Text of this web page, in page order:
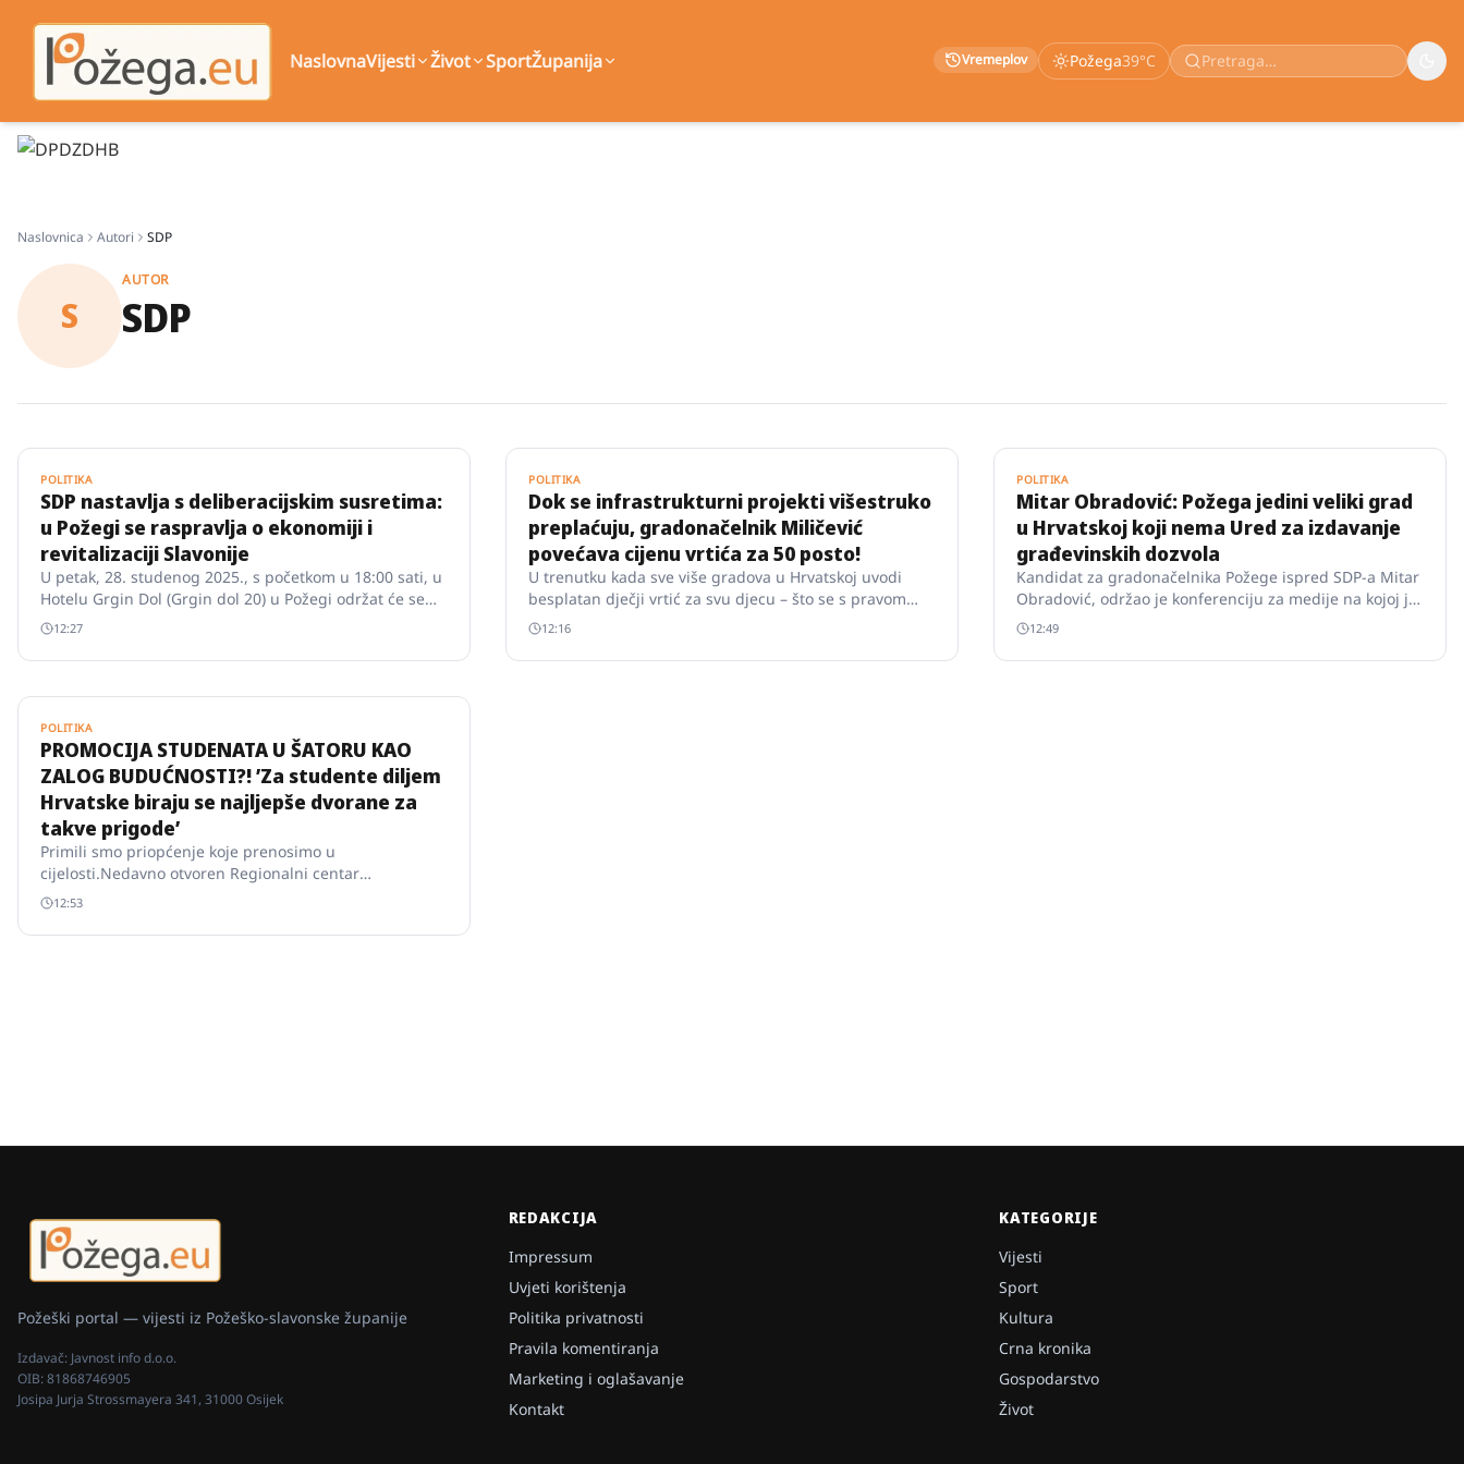
NaslovnaVijesti Život SportŽupanija Vremeplov Požega39°C
Naslovnica Autori SDP
S
AUTOR
SDP
POLITIKA
SDP nastavlja s deliberacijskim susretima:
u Požegi se raspravlja o ekonomiji i
revitalizaciji Slavonije
U petak, 28. studenog 2025., s početkom u 18:00 sati, u
Hotelu Grgin Dol (Grgin dol 20) u Požegi održat će se
novi deliberacijski susret s građanima u organizaciji
SDP-a Hrvatske. Nakon deliberacijskih susreta u
Bjelovaru na temu javnog zdravstva te u Vukovaru na
12:27
POLITIKA
Dok se infrastrukturni projekti višestruko
preplaćuju, gradonačelnik Miličević
povećava cijenu vrtića za 50 posto!
U trenutku kada sve više gradova u Hrvatskoj uvodi
besplatan dječji vrtić za svu djecu – što se s pravom
naziva zlatnim standardom demografske politike –
Požega ide u suprotnom smjeru.
12:16
POLITIKA
Mitar Obradović: Požega jedini veliki grad
u Hrvatskoj koji nema Ured za izdavanje
građevinskih dozvola
Kandidat za gradonačelnika Požege ispred SDP-a Mitar
Obradović, održao je konferenciju za medije na kojoj je
iznio kritiku gradske i županijske uprave zbog, kako je
rekao, “nevjerojatne činjenice da Grad Požega ne izdaje
građevinske dozvole”.
12:49
POLITIKA
PROMOCIJA STUDENATA U ŠATORU KAO
ZALOG BUDUĆNOSTI?! ʼZa studente diljem
Hrvatske biraju se najljepše dvorane za
takve prigodeʼ
Primili smo priopćenje koje prenosimo u
cijelosti.Nedavno otvoren Regionalni centar
kompetentnosti Panonika bi trebao doprinijeti
prepoznatljivosti Požeško-slavonske županije u
području strukovnog obrazovanja i u području
12:53
Požeški portal — vijesti iz Požeško-slavonske županije
Izdavač: Javnost info d.o.o.
OIB:81868746905
Josipa Jurja Strossmayera 341, 31000 Osijek
REDAKCIJA
Impressum
Uvjeti korištenja
Politika privatnosti
Pravila komentiranja
Marketing i oglašavanje
Kontakt
KATEGORIJE
Vijesti
Sport
Kultura
Crna kronika
Gospodarstvo
Život